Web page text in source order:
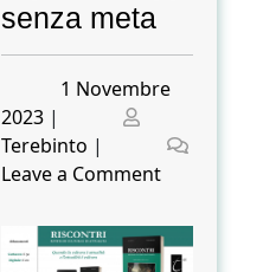
senza meta
Posted
1 Novembre
2023 |
Posted
Terebinto |
Leave a Commenton
Beat
Generation: